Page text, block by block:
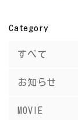
Category
すべて
お知らせ
MOVIE